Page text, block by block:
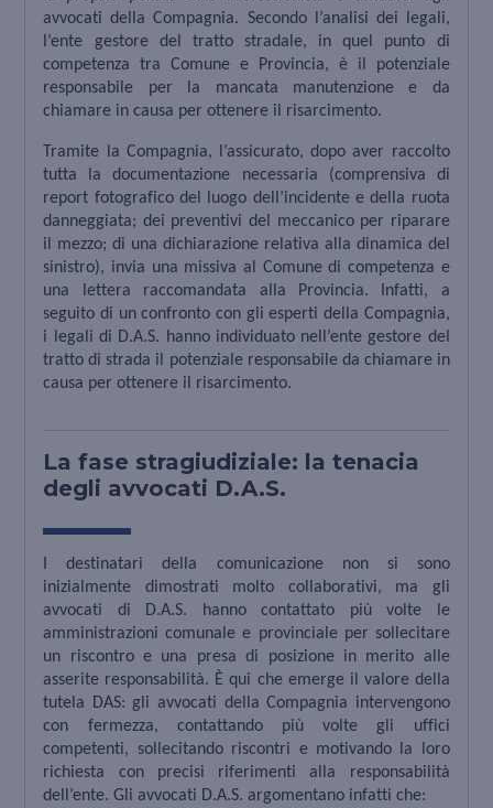
avvocati della Compagnia. Secondo l’analisi dei legali,
l’ente gestore del tratto stradale, in quel punto di
competenza tra Comune e Provincia, è il potenziale
responsabile per la mancata manutenzione e da
chiamare in causa per ottenere il risarcimento.
Tramite la Compagnia, l’assicurato, dopo aver raccolto
tutta la documentazione necessaria (comprensiva di
report fotografico del luogo dell’incidente e della ruota
danneggiata; dei preventivi del meccanico per riparare
il mezzo; di una dichiarazione relativa alla dinamica del
sinistro), invia una missiva al Comune di competenza e
una lettera raccomandata alla Provincia. Infatti, a
seguito di un confronto con gli esperti della Compagnia,
i legali di D.A.S. hanno individuato nell’ente gestore del
tratto di strada il potenziale responsabile da chiamare in
causa per ottenere il risarcimento.
La fase stragiudiziale: la tenacia
degli avvocati D.A.S.
I destinatari della comunicazione non si sono
inizialmente dimostrati molto collaborativi, ma gli
avvocati di D.A.S. hanno contattato più volte le
amministrazioni comunale e provinciale per sollecitare
un riscontro e una presa di posizione in merito alle
asserite responsabilità. È qui che emerge il valore della
tutela DAS: gli avvocati della Compagnia intervengono
con fermezza, contattando più volte gli uffici
competenti, sollecitando riscontri e motivando la loro
richiesta con precisi riferimenti alla responsabilità
dell’ente. Gli avvocati D.A.S. argomentano infatti che: